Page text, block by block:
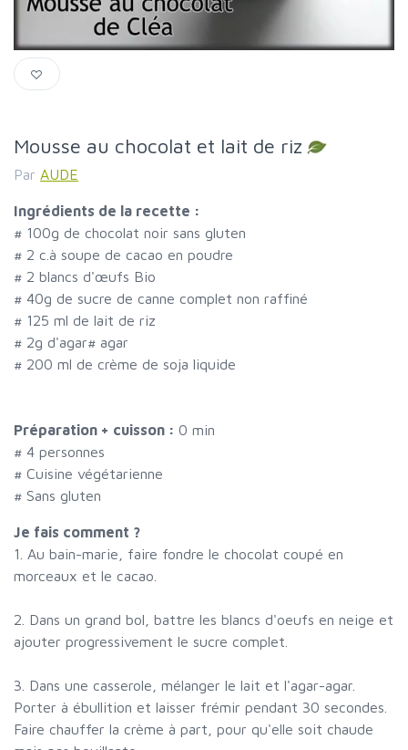
Mousse au chocolat et lait de riz
Par AUDE
Ingrédients de la recette :
# 100g de chocolat noir sans gluten
# 2 c.à soupe de cacao en poudre
# 2 blancs d'œufs Bio
# 40g de sucre de canne complet non raffiné
# 125 ml de lait de riz
# 2g d'agar# agar
# 200 ml de crème de soja liquide
Préparation + cuisson : 0 min
# 4 personnes
# Cuisine végétarienne
# Sans gluten
Je fais comment ?
1. Au bain-marie, faire fondre le chocolat coupé en
morceaux et le cacao.
2. Dans un grand bol, battre les blancs d'oeufs en neige et
ajouter progressivement le sucre complet.
3. Dans une casserole, mélanger le lait et l'agar-agar.
Porter à ébullition et laisser frémir pendant 30 secondes.
Faire chauffer la crème à part, pour qu'elle soit chaude